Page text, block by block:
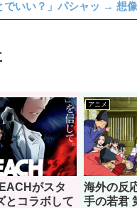
でいい？」パシャッ → 想
がスタ
とコラボして
アニメ
海外の反
手の若君